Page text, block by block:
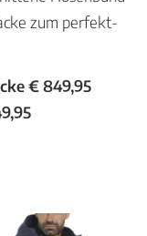
zum perfekt-
€ 849,95